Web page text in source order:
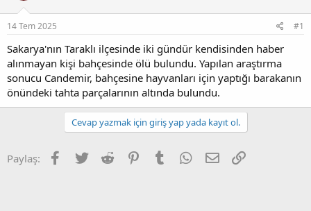
u
b
a
l
a
t
a
ç
a
r
i
h
14 Tem 2025 #1
Sakarya'nın Taraklı ilçesinde iki gündür kendisinden haber
alınmayan kişi bahçesinde ölü bulundu. Yapılan araştırma
sonucu Candemir, bahçesine hayvanları için yaptığı barakanın
önündeki tahta parçalarının altında bulundu.
Cevap yazmak için giriş yap yada kayıt ol.
Paylaş: Facebook
Twitter Reddit PinterestTumblr WhatsApp
E-posta